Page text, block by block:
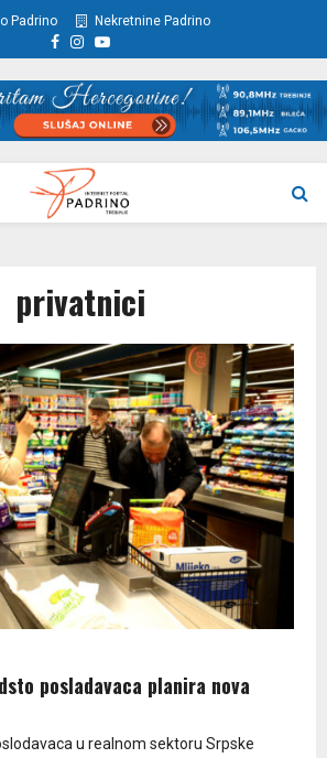
Padrino Nekretnine Padrino
Facebook
Instagram
Youtube
privatnici
posladavaca planira nova
u realnom sektoru Srpske